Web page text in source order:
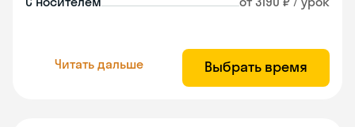
Читать дальше Выбрать время